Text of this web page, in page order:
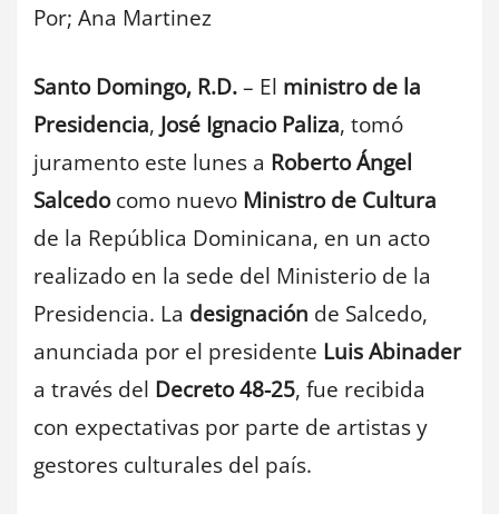
Por; Ana Martinez
Santo Domingo, R.D.– El ministro de la
Presidencia, José Ignacio Paliza, tomó
juramento este lunes a Roberto Ángel
Salcedocomo nuevo Ministro de Cultura
de la República Dominicana, en un acto
realizado en la sede del Ministerio de la
Presidencia. La designación de Salcedo,
anunciada por el presidente Luis Abinader
a través del Decreto 48-25, fue recibida
con expectativas por parte de artistas y
gestores culturales del país.